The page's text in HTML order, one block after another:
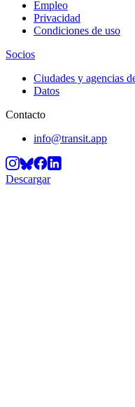
Empleo
Privacidad
Condiciones de uso
Socios
Ciudades y agencias
Datos
Contacto
info@transit.app
Descargar